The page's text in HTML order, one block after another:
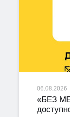
06.08.2026
«БЕЗ